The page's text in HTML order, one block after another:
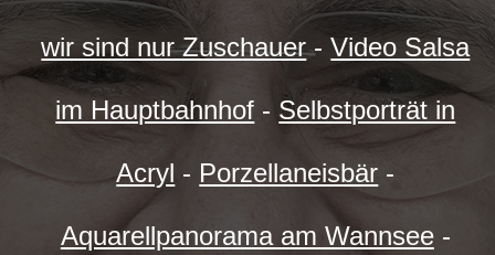
wir sind nur Zuschauer-Video Salsa
im Hauptbahnhof - Selbstporträt in
Acryl - Porzellaneisbär -
Aquarellpanorama am Wannsee-